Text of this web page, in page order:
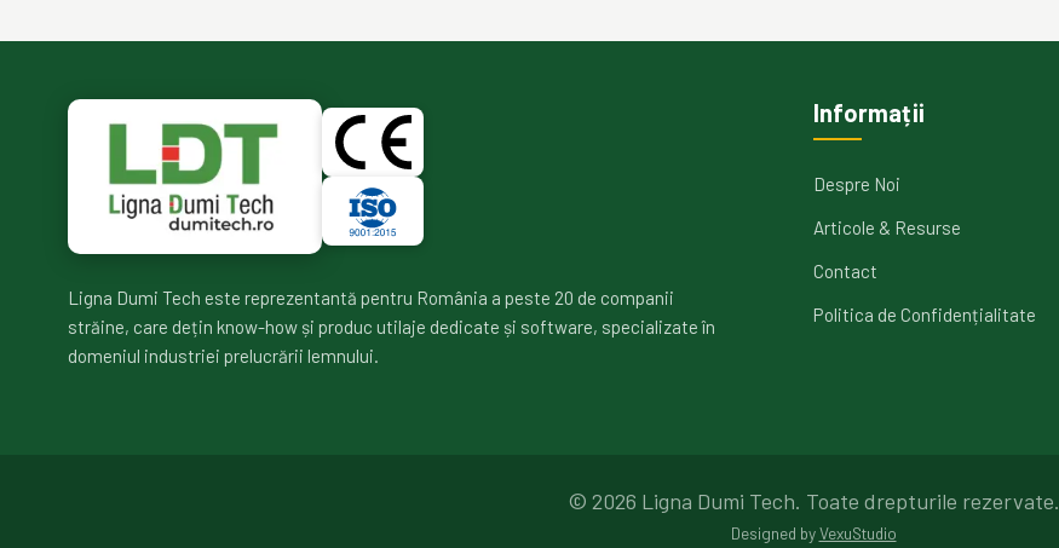
Ligna Dumi Tech este reprezentantă pentru România a peste 20 de companii
străine, care dețin know-how și produc utilaje dedicate și software, specializate în
domeniul industriei prelucrării lemnului.
Informații
Despre Noi
Articole & Resurse
Contact
Politica de Confidențialitate
© 2026 Ligna Dumi Tech. Toate drepturile rezervate.
Designed byVexuStudio